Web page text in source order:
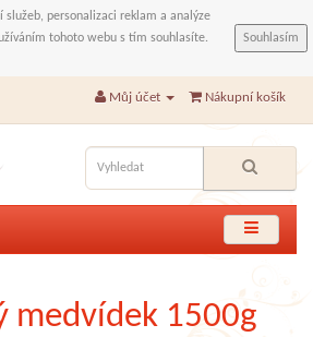
služeb, personalizaci reklam a analýze
tohoto webu s tím souhlasíte.
Souhlasím
Můj účet Nákupní košík
medvídek 1500g